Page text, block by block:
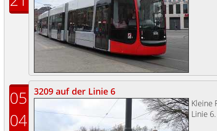
05
04
3209 auf der Linie 6
Kleine
Linie 6.